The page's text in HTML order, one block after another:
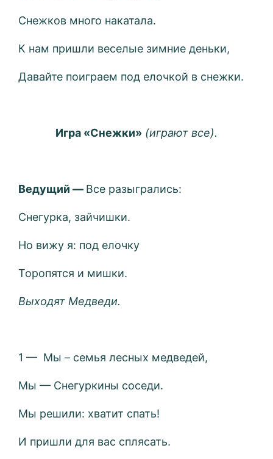
Снежков много накатала.
К нам пришли веселые зимние деньки,
Давайте поиграем под елочкой в снежки.
Игра «Снежки» (играют все).
Ведущий — Все разыгрались:
Снегурка, зайчишки.
Но вижу я: под елочку
Торопятся и мишки.
Выходят Медведи.
1 — Мы – семья лесных медведей,
Мы — Снегуркины соседи.
Мы решили: хватит спать!
И пришли для вас сплясать.